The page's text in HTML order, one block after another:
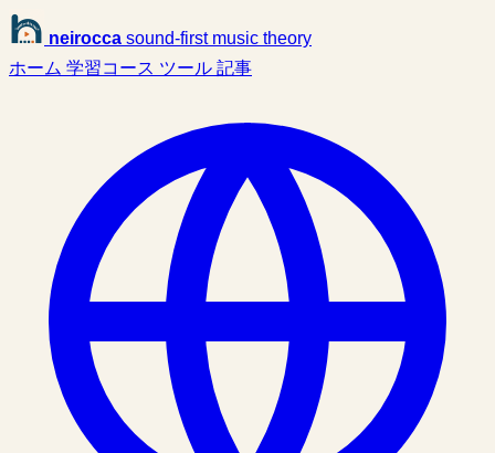
neirocca sound-first music theory
ホーム 学習コース ツール 記事